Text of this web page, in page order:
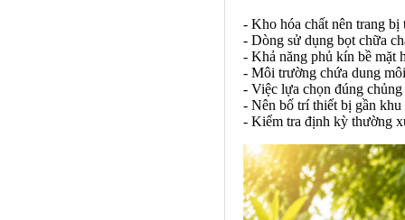
- Kho hóa chất nên trang
- Dòng sử dụng bọt chữa
- Khả năng phủ kín bề mặt
- Môi trường chứa dung
- Việc lựa chọn đúng
- Nên bố trí thiết bị gần
- Kiểm tra định kỳ thường